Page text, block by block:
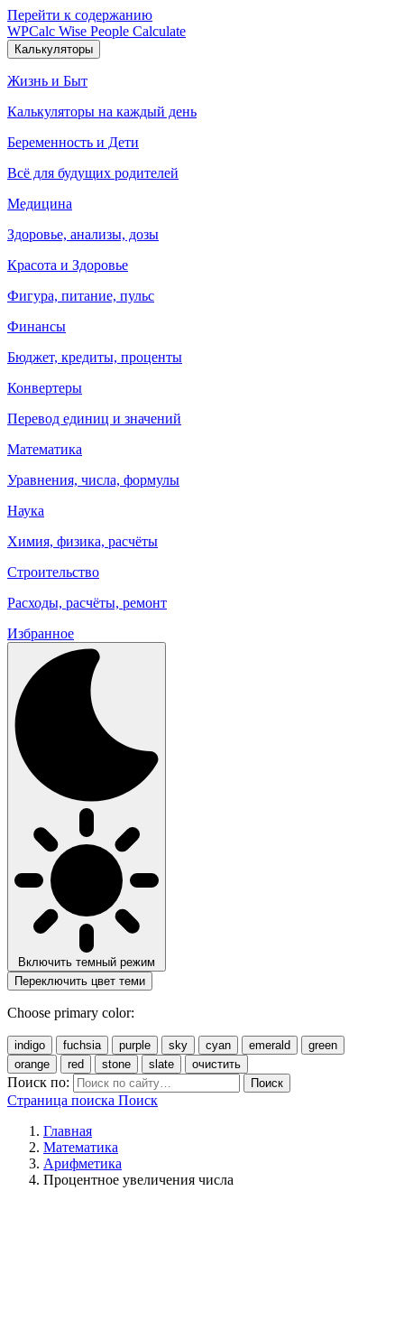
Перейти к содержанию
WPCalc Wise People Calculate
Калькуляторы
Жизнь и Быт
Калькуляторы на каждый день
Беременность и Дети
Всё для будущих родителей
Медицина
Здоровье, анализы, дозы
Красота и Здоровье
Фигура, питание, пульс
Финансы
Бюджет, кредиты, проценты
Конвертеры
Перевод единиц и значений
Математика
Уравнения, числа, формулы
Наука
Химия, физика, расчёты
Строительство
Расходы, расчёты, ремонт
Избранное
Включить темный режим
Переключить цвет теми
Choose primary color:
indigo fuchsia purple sky cyan emerald
green
orange
red stone slate очистить
Поиск по: Поиск
Страница поиска Поиск
Главная
Математика
Арифметика
Процентное увеличения числа